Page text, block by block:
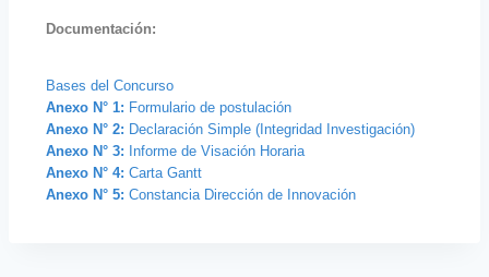
Documentación:
Bases del Concurso
Anexo N° 1: Formulario de postulación
Anexo N° 2: Declaración Simple (Integridad Investigación)
Anexo N° 3: Informe de Visación Horaria
Anexo N° 4: Carta Gantt
Anexo N° 5: Constancia Dirección de Innovación